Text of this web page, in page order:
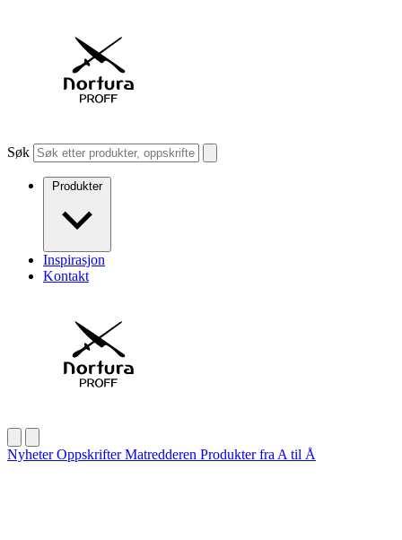
Søk
Produkter
Inspirasjon
Kontakt
NyheterOppskrifterMatredderen Produkter fra A til Å